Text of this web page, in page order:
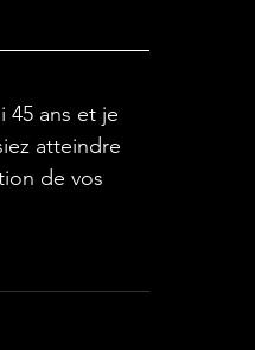
45 ans et je
atteindre
de vos